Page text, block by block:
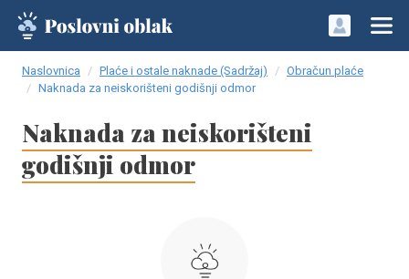
Naslovnica Plaće i ostale naknade (Sadržaj)
Obračun plaće
Naknada za neiskorišteni godišnji odmor
Naknada za neiskorišteni
godišnji odmor